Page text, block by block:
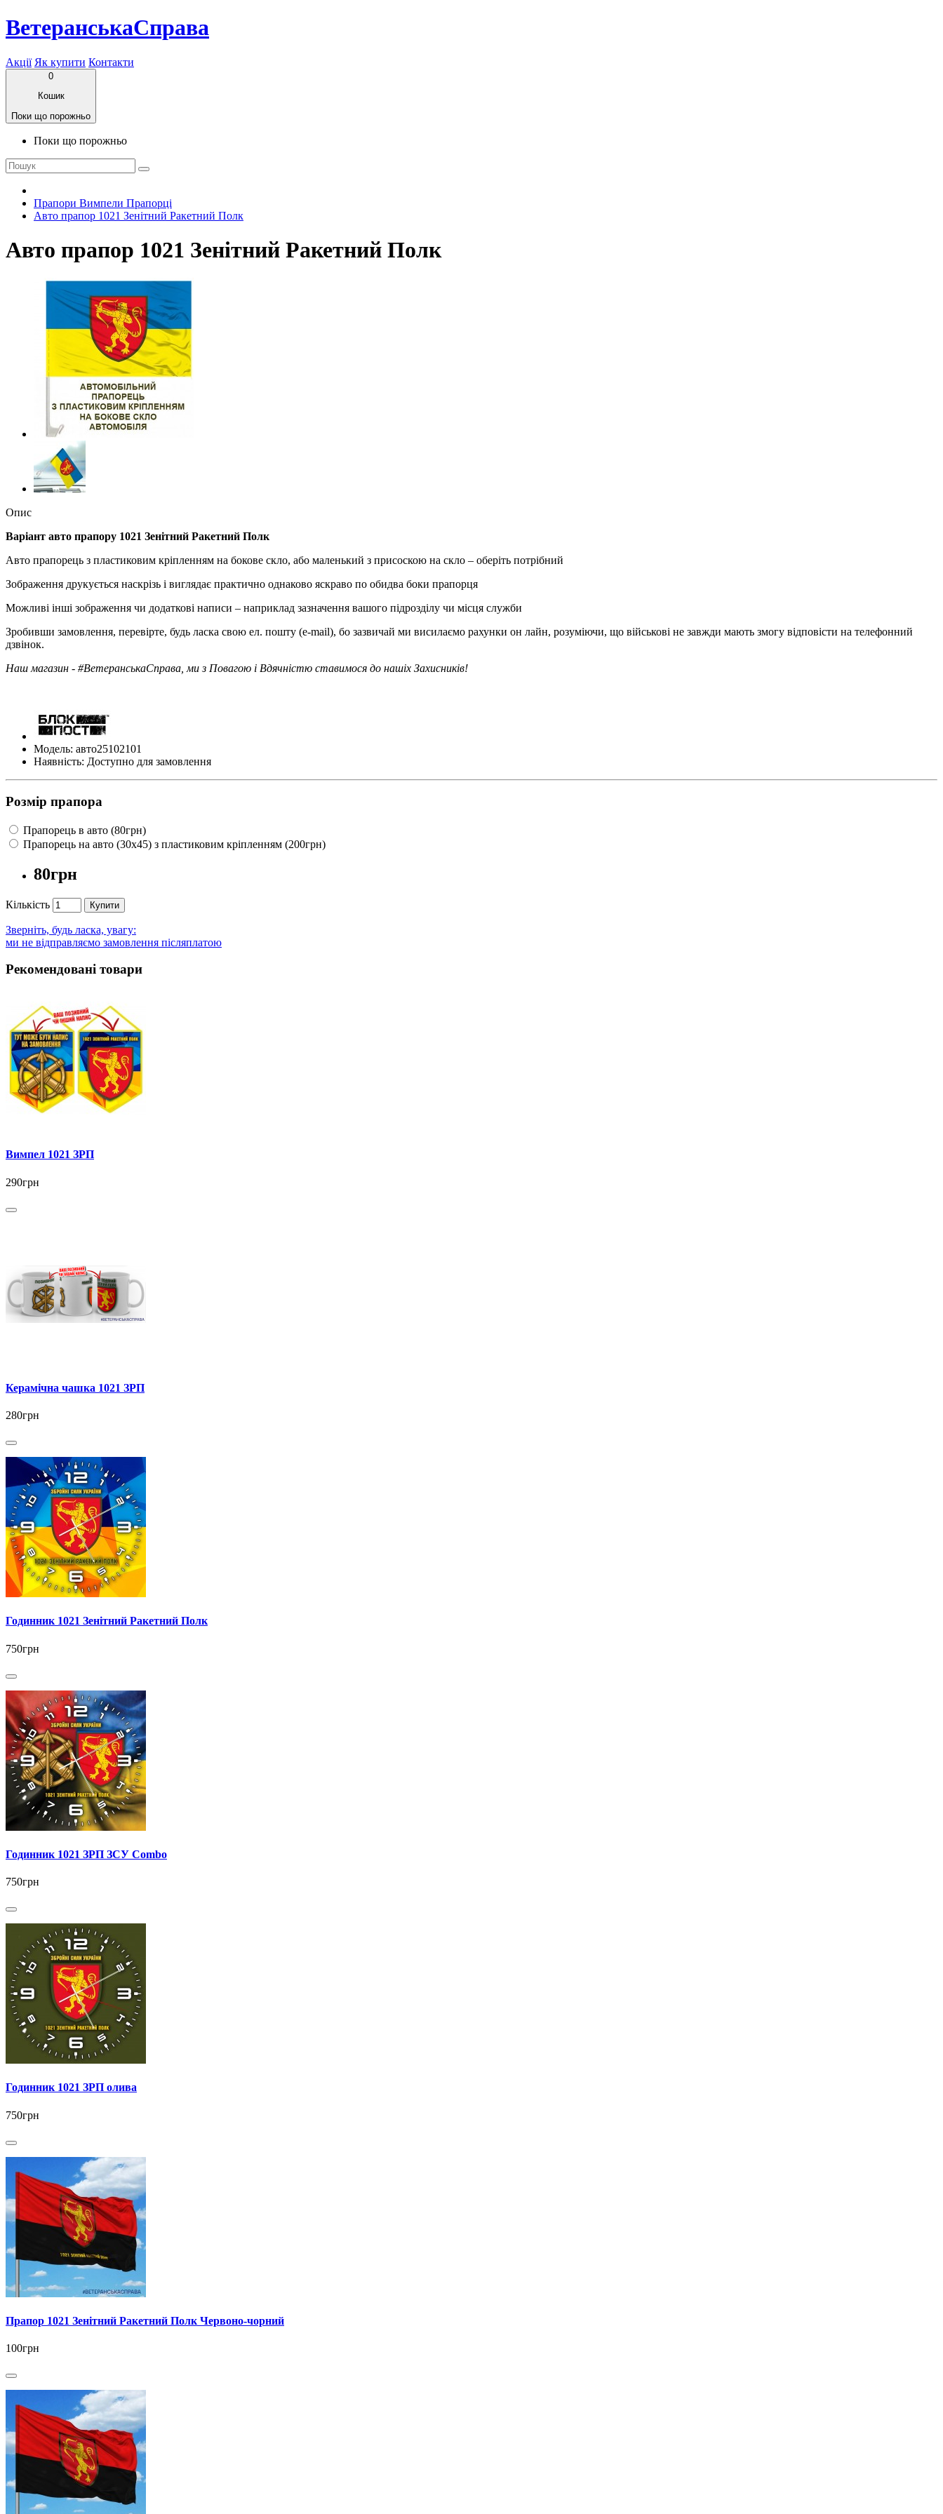
ВетеранськаСправа
Акції Як купити Контакти
0
Кошик
Поки що порожньо
Поки що порожньо
Прапори Вимпели Прапорці
Авто прапор 1021 Зенітний Ракетний Полк
Авто прапор 1021 Зенітний Ракетний Полк
Опис
Варіант авто прапору 1021 Зенітний Ракетний Полк
Авто прапорець з пластиковим кріпленням на бокове скло, або маленький з присоскою на скло – оберіть потрібний
Зображення друкується наскрізь і виглядає практично однаково яскраво по обидва боки прапорця
Можливі інші зображення чи додаткові написи – наприклад зазначення вашого підрозділу чи місця служби
Зробивши замовлення, перевірте, будь ласка свою ел. пошту (e-mail), бо зазвичай ми висилаємо рахунки он лайн, розуміючи, що військові не завжди мають змогу відповісти на телефонний
дзвінок.
Наш магазин - #ВетеранськаСправа, ми з Повагою і Вдячністю ставимося до нашіх Захисників!
Модель: авто25102101
Наявність: Доступно для замовлення
Розмір прапора
Прапорець в авто (80грн)
Прапорець на авто (30х45) з пластиковим кріпленням (200грн)
80грн
Кількість Купити
Зверніть, будь ласка, увагу:
ми не відправляємо замовлення післяплатою
Рекомендовані товари
Вимпел 1021 ЗРП
290грн
Керамічна чашка 1021 ЗРП
280грн
Годинник 1021 Зенітний Ракетний Полк
750грн
Годинник 1021 ЗРП ЗСУ Combo
750грн
Годинник 1021 ЗРП олива
750грн
Прапор 1021 Зенітний Ракетний Полк Червоно-чорний
100грн